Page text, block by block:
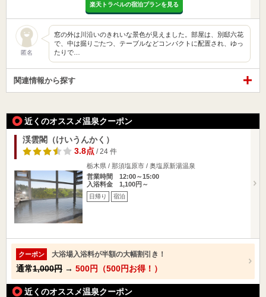
楽天トラベルの宿泊プランを見る
匿名
窓の外は川沿いのきれいな景色が見えました。部屋は、別邸六花
で、中は掘りごたつ、テーブルなどコンパクトに配置され、ゆっ
たりで…
関連情報から探す
近くのオススメ温泉クーポン
渓雲閣（けいうんかく）
3.8点/ 24 件
栃木県 / 那須塩原市 / 奥塩原新湯温泉
営業時間 12:00～15:00
入浴料金 1,100円～
日帰り 宿泊
クーポン 大浴場入浴料が半額の大幅割引き！
通常1,000円 → 500円（500円お得！）
近くのオススメ温泉クーポン